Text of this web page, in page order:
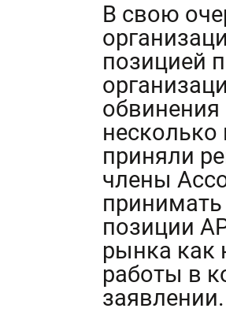
В свою
позицией
приняли
члены
позиции
рынка как
работы в
заявлении.